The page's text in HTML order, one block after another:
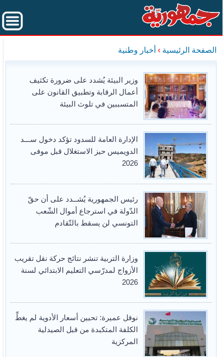
الصفحة الرئيسية › أخبار وطنية
وزير البيئة يُشدد على ضرورة تكثيف
أعمال الرقابة وتطبيق القانون على
المتسببين في تلوث البيئة
الإدارة العامة للسدود تؤكد دخول ســـد
الدويميس حيز الاستغلال قبل موفى
2026
رئيس الجمهورية يُشــدد على أن حقّ
الدّولة في استرجاع أموال الشّعب
التونسي لن يسقط بالتّقادم
وزارة التربية تنشر نتائج حركة نقل تقريب
الأزواج لمدرّسي التعليم الابتدائي لسنة
2026
نوفل عميرة: تحيين أسعار الأدوية لم يغطِّ
الكلفة المتكبدة من قبل الصيدلية
المركزية